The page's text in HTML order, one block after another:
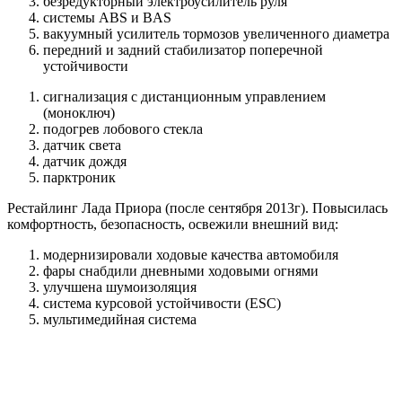
системы ABS и BAS
вакуумный усилитель тормозов увеличенного диаметра
передний и задний стабилизатор поперечной
устойчивости
сигнализация с дистанционным управлением
(моноключ)
подогрев лобового стекла
датчик света
датчик дождя
парктроник
Рестайлинг Лада Приора (после сентября 2013г). Повысилась
комфортность, безопасность, освежили внешний вид:
модернизировали ходовые качества автомобиля
фары снабдили дневными ходовыми огнями
улучшена шумоизоляция
система курсовой устойчивости (ESC)
мультимедийная система